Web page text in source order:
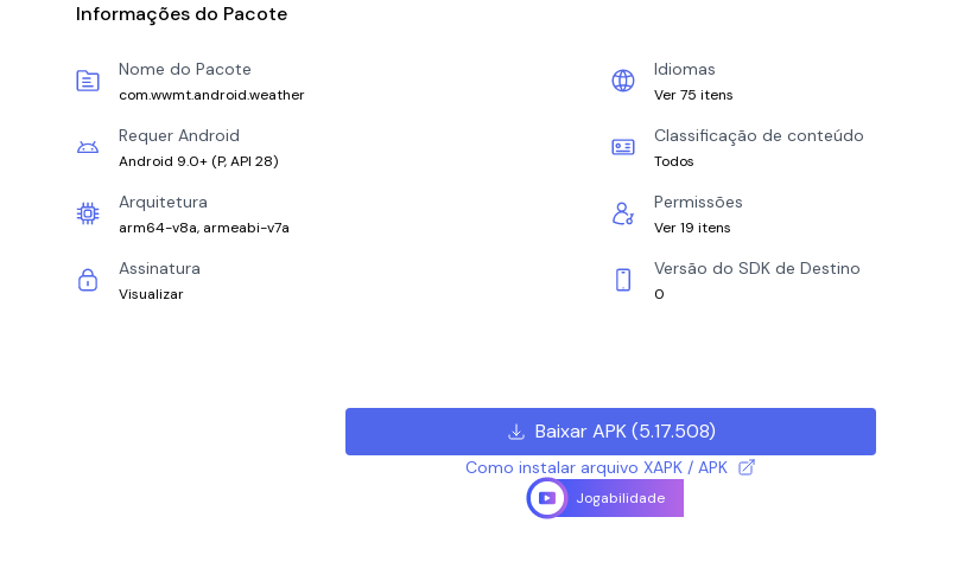
Informações do Pacote
Nome do Pacote
com.wwmt.android.weather
Idiomas
Ver 75 itens
Requer Android
Android 9.0+ (P, API 28)
Classificação de conteúdo
Todos
Arquitetura
arm64-v8a, armeabi-v7a
Permissões
Ver 19 itens
Assinatura
Visualizar
Versão do SDK de Destino
0
Baixar APK(5.17.508)
Como instalar arquivo XAPK / APK
Jogabilidade